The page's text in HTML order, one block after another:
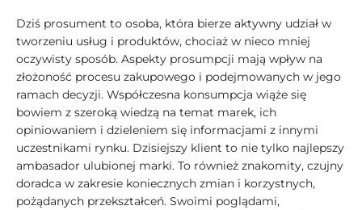
Dziś prosument to osoba, która bierze aktywny udział w
tworzeniu usług i produktów, chociaż w nieco mniej
oczywisty sposób. Aspekty prosumpcji mają wpływ na
złożoność procesu zakupowego i podejmowanych w jego
ramach decyzji. Współczesna konsumpcja wiąże się
bowiem z szeroką wiedzą na temat marek, ich
opiniowaniem i dzieleniem się informacjami z innymi
uczestnikami rynku. Dzisiejszy klient to nie tylko najlepszy
ambasador ulubionej marki. To również znakomity, czujny
doradca w zakresie koniecznych zmian i korzystnych,
pożądanych przekształceń. Swoimi poglądami,